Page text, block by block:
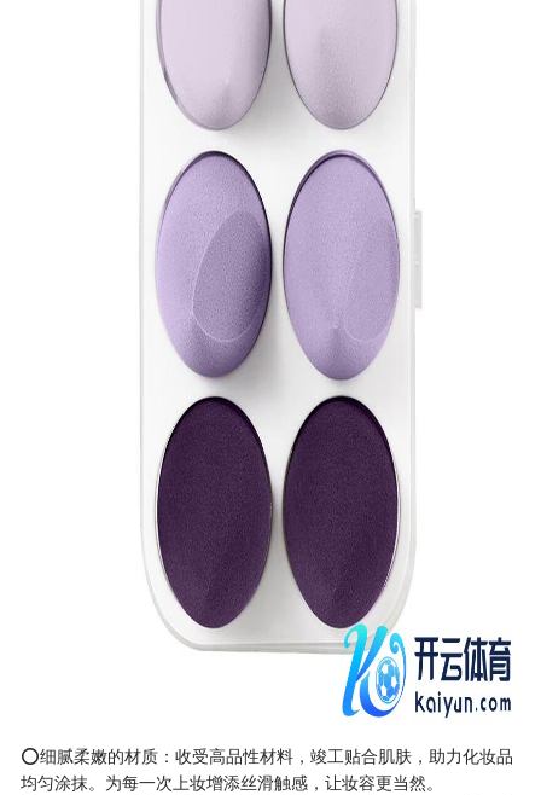
⭕细腻柔嫩的材质：收受高品性材料，竣工贴合肌肤，助力化妆品
均匀涂抹。为每一次上妆增添丝滑触感，让妆容更当然。